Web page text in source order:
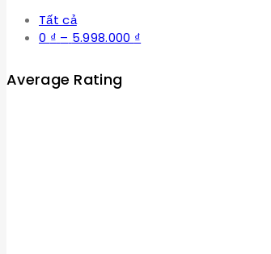
Tất cả
0 ₫ – 5.998.000 ₫
Average Rating